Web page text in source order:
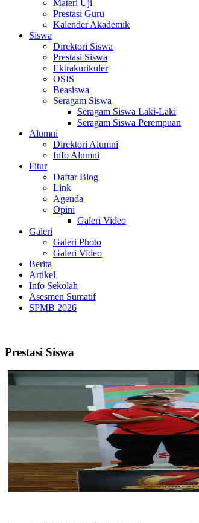
Materi Uji
Prestasi Guru
Kalender Akademik
Siswa
Direktori Siswa
Prestasi Siswa
Ektrakurikuler
OSIS
Beasiswa
Seragam Siswa
Seragam Siswa Laki-Laki
Seragam Siswa Perempuan
Alumni
Direktori Alumni
Info Alumni
Fitur
Daftar Blog
Link
Agenda
Opini
Galeri Video
Galeri
Galeri Photo
Galeri Video
Berita
Artikel
Info Sekolah
Asesmen Sumatif
SPMB 2026
Prestasi Siswa